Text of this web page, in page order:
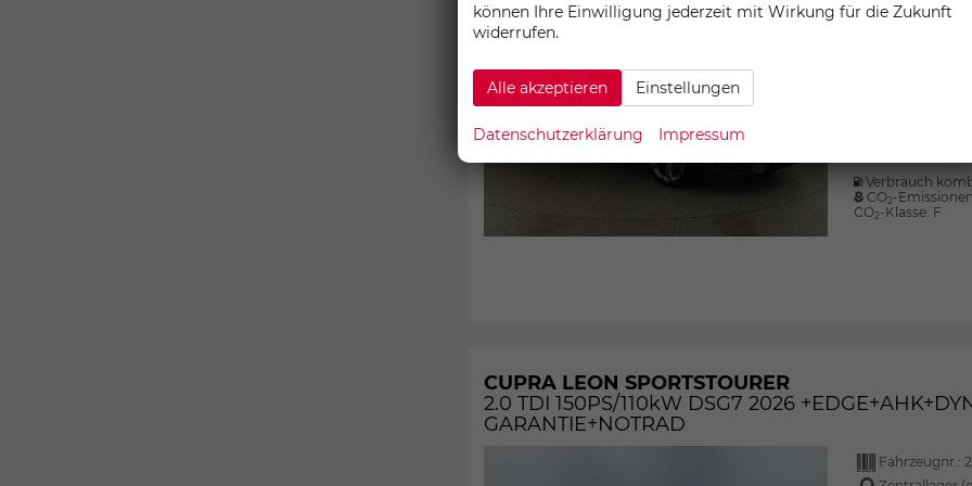
31,5%
Fahrzeugnr.:
Zentrallager
150
Verbrauch
CO2-
CO2-Klasse: F
CUPRA LEON SPORTSTOURER
2.0 TDI 150PS/110kW DSG7 2026
GARANTIE+NOTRAD
Fahrzeugnr.:
können Ihre Einwilligung jederzeit mit Wirkung für die Zukunft
widerrufen.
Alle akzeptieren Einstellungen
Datenschutzerklärung Impressum